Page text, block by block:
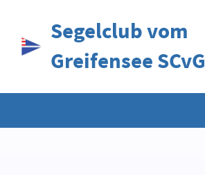
Segelclub vom
Greifensee SCvG